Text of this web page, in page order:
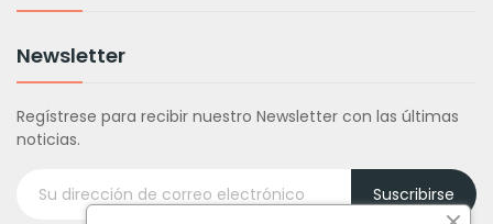
Newsletter
Regístrese para recibir nuestro Newsletter con las últimas
noticias.
Suscribirse